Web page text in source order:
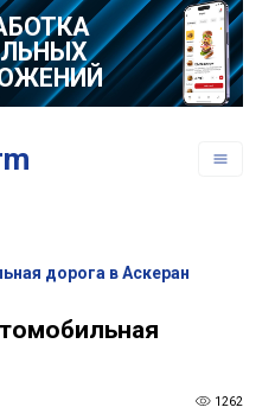
дорога в Аскеран
1262